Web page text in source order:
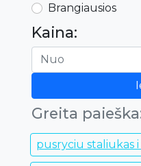
Brangiausios
Kaina:
Greita
pusryciu staliukas i